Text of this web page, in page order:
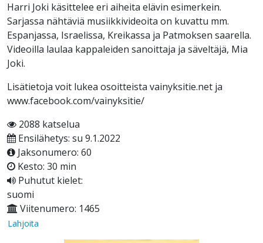
Harri Joki käsittelee eri aiheita elävin esimerkein.
Sarjassa nähtäviä musiikkivideoita on kuvattu mm.
Espanjassa, Israelissa, Kreikassa ja Patmoksen saarella.
Videoilla laulaa kappaleiden sanoittaja ja säveltäjä, Mia
Joki.
Lisätietoja voit lukea osoitteista vainyksitie.net ja
www.facebook.com/vainyksitie/
2088 katselua
Ensilähetys: su 9.1.2022
Jaksonumero: 60
Kesto: 30 min
Puhutut kielet:
suomi
Viitenumero: 1465
Lahjoita